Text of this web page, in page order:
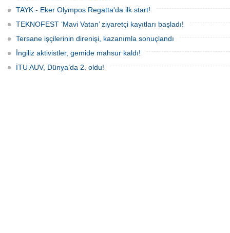
TAYK - Eker Olympos Regatta'da ilk start!
TEKNOFEST ‘Mavi Vatan’ ziyaretçi kayıtları başladı!
Tersane işçilerinin direnişi, kazanımla sonuçlandı
İngiliz aktivistler, gemide mahsur kaldı!
İTU AUV, Dünya’da 2. oldu!